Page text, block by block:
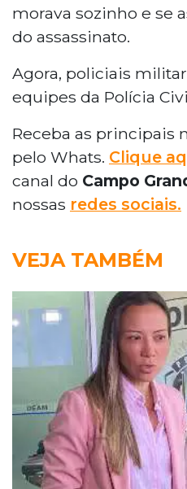
morava sozinho e se
do assassinato.
Agora, policiais
equipes da Polícia
Receba as principais
pelo Whats. Clique
canal do Campo
nossas redes sociais.
VEJA TAMBÉM